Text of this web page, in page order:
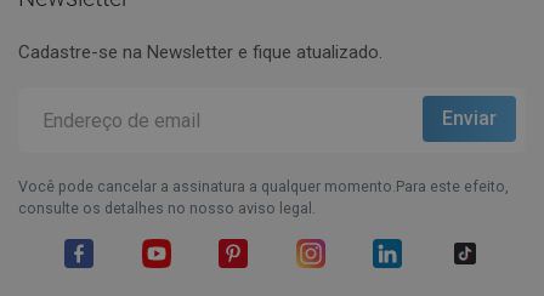
Cadastre-se na Newsletter e fique atualizado.
Você pode cancelar a assinatura a qualquer momento.Para este efeito,
consulte os detalhes no nosso aviso legal.